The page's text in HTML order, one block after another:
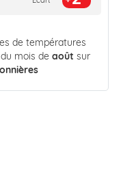
de températures
mois de août sur